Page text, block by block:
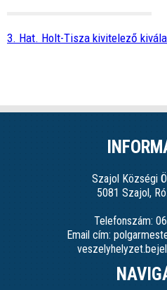
3. Hat. Holt-Tisza kivitelező
Szajol Községi
5081 Szajol,
Telefonszám:
Email cím: